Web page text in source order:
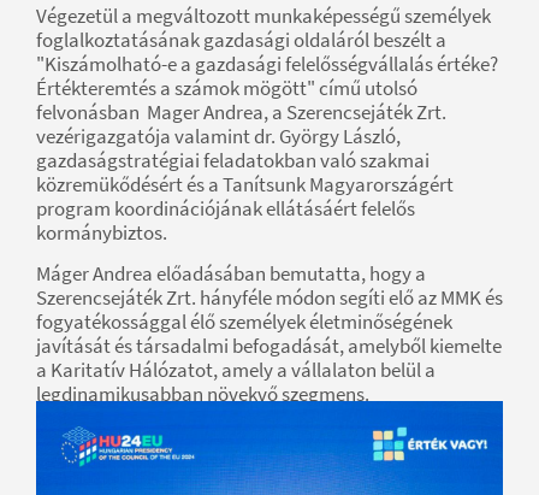
Végezetül a megváltozott munkaképességű személyek
foglalkoztatásának gazdasági oldaláról beszélt a
"Kiszámolható-e a gazdasági felelősségvállalás értéke?
Értékteremtés a számok mögött" című utolsó
felvonásban Mager Andrea, a Szerencsejáték Zrt.
vezérigazgatója valamint dr. György László,
gazdaságstratégiai feladatokban való szakmai
közremükődésért és a Tanítsunk Magyarországért
program koordinációjának ellátásáért felelős
kormánybiztos.
Máger Andrea előadásában bemutatta, hogy a
Szerencsejáték Zrt. hányféle módon segíti elő az MMK és
fogyatékossággal élő személyek életminőségének
javítását és társadalmi befogadását, amelyből kiemelte
a Karitatív Hálózatot, amely a vállalaton belül a
legdinamikusabban növekvő szegmens.
dr. György László a rehabilitációs foglalkoztatás
növelésének fontosságáról beszélt, kiemelve, hogy a
másodlagos munkaerő-piac helyett a nyílt, elsődleges